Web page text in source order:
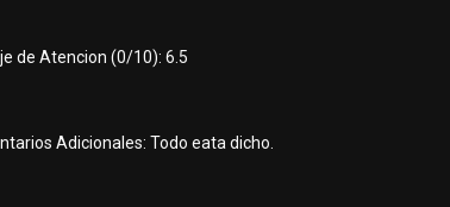
de Atencion (0/10): 6.5
Adicionales: Todo eata dicho.